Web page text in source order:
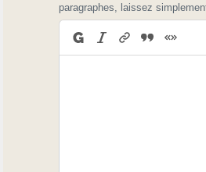
paragraphes, laissez